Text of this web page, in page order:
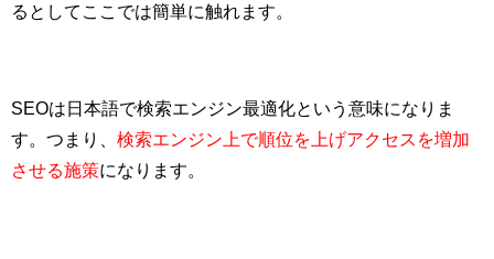
るとしてここでは簡単に触れます。
SEOは日本語で検索エンジン最適化という意味になりま
す。つまり、 検索エンジン上で順位を上げアクセスを増加
させる施策になります。